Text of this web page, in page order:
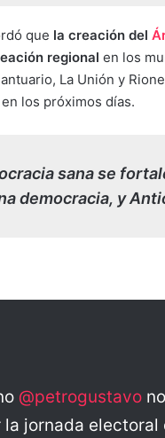
que la creación del
regional en los
La Unión y
los próximos días.
sana se
democracia, y
@petrogustavo
jornada